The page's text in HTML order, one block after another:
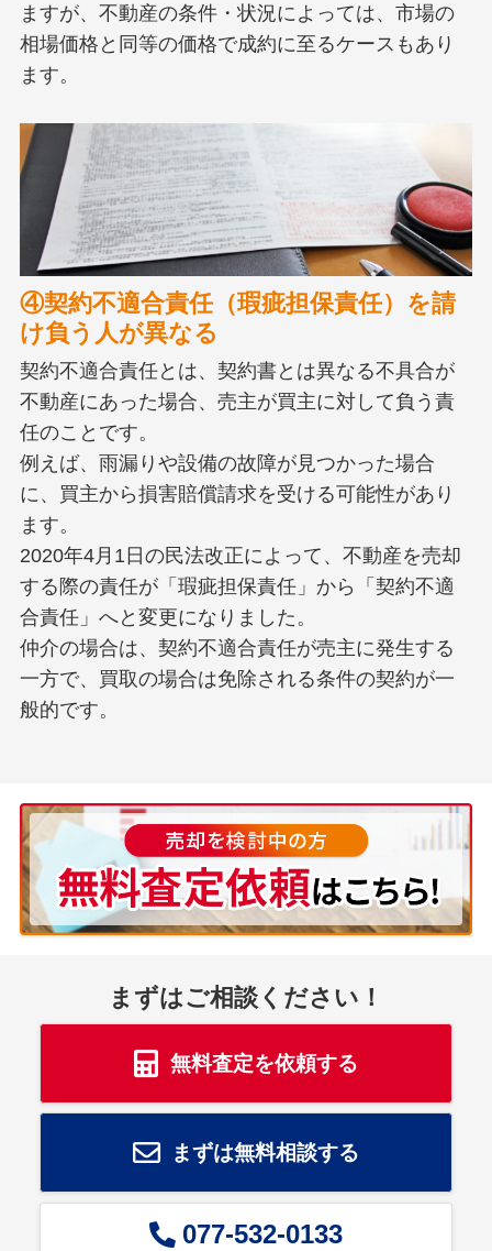
ますが、不動産の条件・状況によっては、市場の
相場価格と同等の価格で成約に至るケースもあり
ます。
④契約不適合責任（瑕疵担保責任）を請
け負う人が異なる
契約不適合責任とは、契約書とは異なる不具合が
不動産にあった場合、売主が買主に対して負う責
任のことです。
例えば、雨漏りや設備の故障が見つかった場合
に、買主から損害賠償請求を受ける可能性があり
ます。
2020年4月1日の民法改正によって、不動産を売却
する際の責任が「瑕疵担保責任」から「契約不適
合責任」へと変更になりました。
仲介の場合は、契約不適合責任が売主に発生する
一方で、買取の場合は免除される条件の契約が一
般的です。
まずはご相談ください！
無料査定を依頼する
まずは無料相談する
077-532-0133